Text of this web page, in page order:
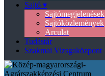
Sajtó ▾
Sajtómegjelenések
Sajtóközlemények
Arculat
Tudástár
Szakmai Vizsgaközpont